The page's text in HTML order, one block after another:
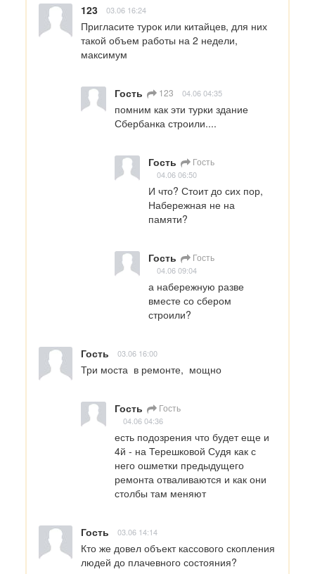
123 03.06 16:24
Пригласите турок или китайцев, для них
такой объем работы на 2 недели,
максимум
Гость 123 04.06 04:35
помним как эти турки здание
Сбербанка строили....
Гость Гость
04.06 06:50
И что? Стоит до сих пор,
Набережная не на
памяти?
Гость Гость
04.06 09:04
а набережную разве
вместе со сбером
строили?
Гость 03.06 16:00
Три моста  в ремонте,  мощно
Гость Гость
04.06 04:36
есть подозрения что будет еще и
4й - на Терешковой Судя как с
него ошметки предыдущего
ремонта отваливаются и как они
столбы там меняют
Гость 03.06 14:14
Кто же довел объект кассового скопления
людей до плачевного состояния?